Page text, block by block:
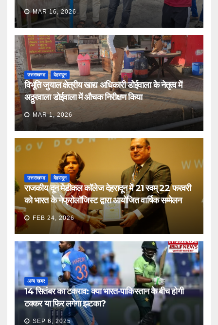
MAR 16, 2026
उत्तराखण्ड देहरादून
विभूति जुयाल क्षेत्रीय खाद्य अधिकारी डोईवाला के नेतृत्व में
अठ्ठुरवाला डोईवाला में औचक निरीक्षण किया
MAR 1, 2026
उत्तराखण्ड देहरादून
राजकीय दून मेडीकल कॉलेज देहरादून में 21 स्वम् 22 फरवरी
को भारत के नेफ्रोलॉजिस्ट द्वारा आयोजित वार्षिक सम्मेलन
FEB 24, 2026
अन्य खबर
14 सितंबर का टकराव: क्या भारत-पाकिस्तान के बीच होगी
टक्कर या फिर लगेगा झटका?
SEP 6, 2025